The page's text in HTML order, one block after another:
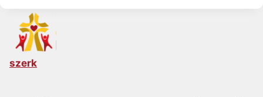
szerk